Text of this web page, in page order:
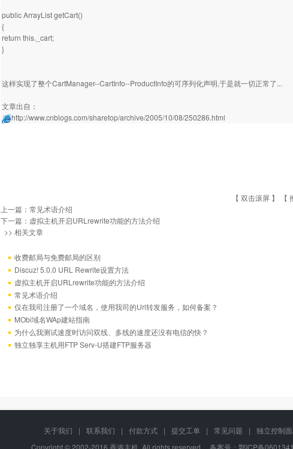
public ArrayList getCart()
{
return this._cart;
}
这样实现了整个CartManager--CartInfo--ProductInfo的可序列化声明,于是就一切正常了...
文章出自：
http://www.cnblogs.com/sharetop/archive/2005/10/08/250286.html
【 双击滚屏 】 【
上一篇： 常见术语介绍
下一篇： 虚拟主机开启URLrewrite功能的方法介绍
>> 相关文章
收费邮局与免费邮局的区别
Discuz! 5.0.0 URL Rewrite设置方法
虚拟主机开启URLrewrite功能的方法介绍
常见术语介绍
仅在我司注册了一个域名，使用我司的Url转发服务，如何备案？
MObi域名WAp建站指南
为什么我测试速度时访问双线、多线的速度还没有电信的快？
独立独享主机用FTP Serv-U搭建FTP服务器
关于我们 | 联系我们 | 付款方式 | 提交工单 | 常见问题 |
独立控制
Copyright © 2002-2016 香港主机, All rights reserved. 备案号： 鄂ICP备